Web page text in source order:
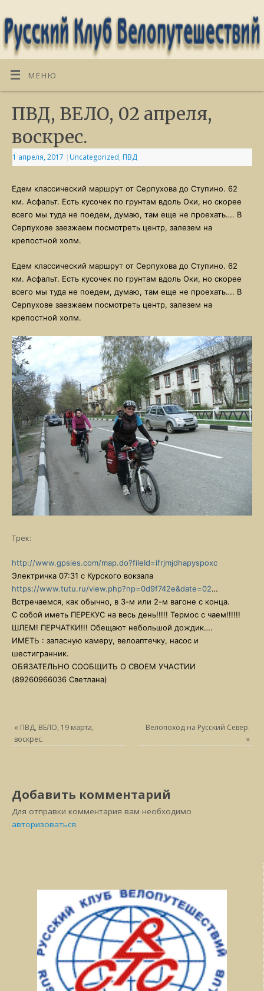
МЕНЮ
ПВД, ВЕЛО, 02 апреля,
воскрес.
1 апреля, 2017 | Uncategorized, ПВД
Едем классический маршрут от Серпухова до Ступино. 62
км. Асфальт. Есть кусочек по грунтам вдоль Оки, но скорее
всего мы туда не поедем, думаю, там еще не проехать…. В
Серпухове заезжаем посмотреть центр, залезем на
крепостной холм.
Едем классический маршрут от Серпухова до Ступино. 62
км. Асфальт. Есть кусочек по грунтам вдоль Оки, но скорее
всего мы туда не поедем, думаю, там еще не проехать…. В
Серпухове заезжаем посмотреть центр, залезем на
крепостной холм.
Трек:
http://www.gpsies.com/map.do?fileId=ifrjmjdhapyspoxc
Электричка 07:31 с Курского вокзала
https://www.tutu.ru/view.php?np=0d9f742e&date=02…
Встречаемся, как обычно, в 3-м или 2-м вагоне с конца.
С собой иметь ПЕРЕКУС на весь день!!!!! Термос с чаем!!!!!!
ШЛЕМ! ПЕРЧАТКИ!!! Обещают небольшой дождик….
ИМЕТЬ : запасную камеру, велоаптечку, насос и
шестигранник.
ОБЯЗАТЕЛЬНО СООБЩИТЬ О СВОЕМ УЧАСТИИ
(89260966036 Светлана)
« ПВД, ВЕЛО, 19 марта,
воскрес.
Велопоход на Русский Север.
»
Добавить комментарий
Для отправки комментария вам необходимо
авторизоваться.